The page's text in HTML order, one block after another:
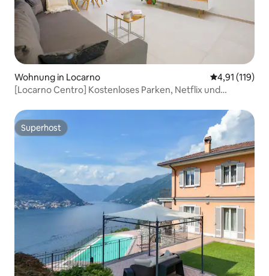
Wohnung in Locarno
4,91 (119)
[Locarno Centro] Kostenloses Parken, Netflix und
Superhost
Superhost